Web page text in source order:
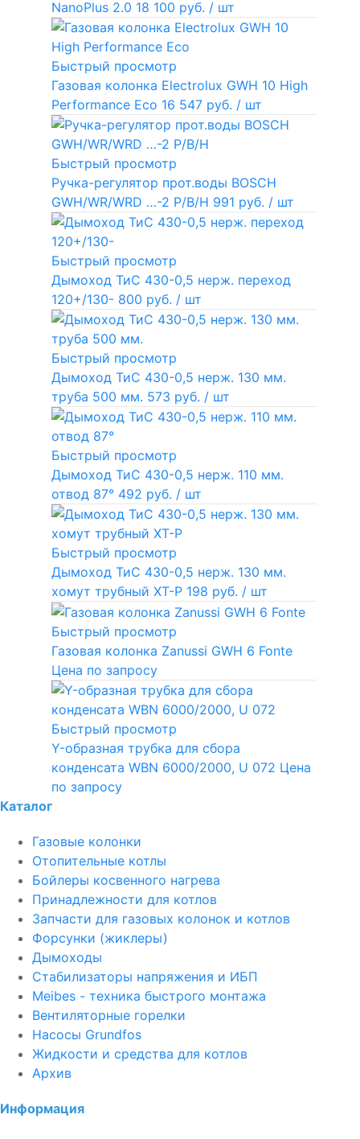
NanoPlus 2.0 18 100 руб. / шт
Быстрый просмотр
Газовая колонка Electrolux GWH 10 High
Performance Eco 16 547 руб. / шт
Быстрый просмотр
Ручка-регулятор прот.воды BOSCH
GWH/WR/WRD …-2 P/B/H 991 руб. / шт
Быстрый просмотр
Дымоход ТиС 430-0,5 нерж. переход
120+/130- 800 руб. / шт
Быстрый просмотр
Дымоход ТиС 430-0,5 нерж. 130 мм.
труба 500 мм. 573 руб. / шт
Быстрый просмотр
Дымоход ТиС 430-0,5 нерж. 110 мм.
отвод 87° 492 руб. / шт
Быстрый просмотр
Дымоход ТиС 430-0,5 нерж. 130 мм.
хомут трубный ХТ-Р 198 руб. / шт
Быстрый просмотр
Газовая колонка Zanussi GWH 6 Fonte
Цена по запросу
Быстрый просмотр
Y-образная трубка для сбора
конденсата WBN 6000/2000, U 072 Цена
по запросу
Каталог
Газовые колонки
Отопительные котлы
Бойлеры косвенного нагрева
Принадлежности для котлов
Запчасти для газовых колонок и котлов
Форсунки (жиклеры)
Дымоходы
Стабилизаторы напряжения и ИБП
Meibes - техника быстрого монтажа
Вентиляторные горелки
Насосы Grundfos
Жидкости и средства для котлов
Архив
Информация